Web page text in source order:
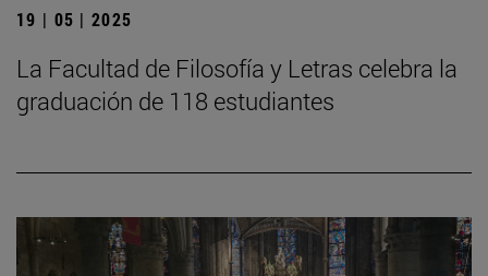
19 | 05 | 2025
La Facultad de Filosofía y Letras celebra la
graduación de 118 estudiantes